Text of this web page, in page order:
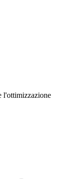
l'ottimizzazione